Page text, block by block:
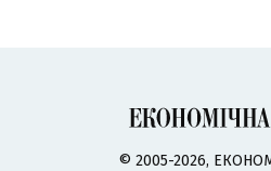
© 2005-2026,